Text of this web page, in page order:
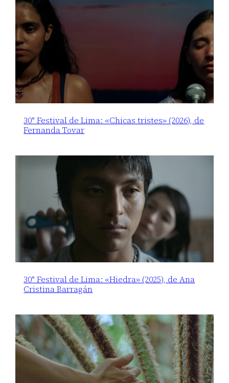
30° Festival de Lima: «Chicas tristes» (2026), de
Fernanda Tovar
30° Festival de Lima: «Hiedra» (2025), de Ana
Cristina Barragán